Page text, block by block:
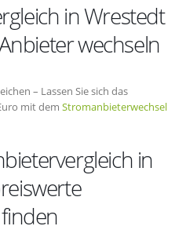
in Wrestedt
wechseln
– Lassen Sie sich das
mit dem Stromanbieterwechsel
in